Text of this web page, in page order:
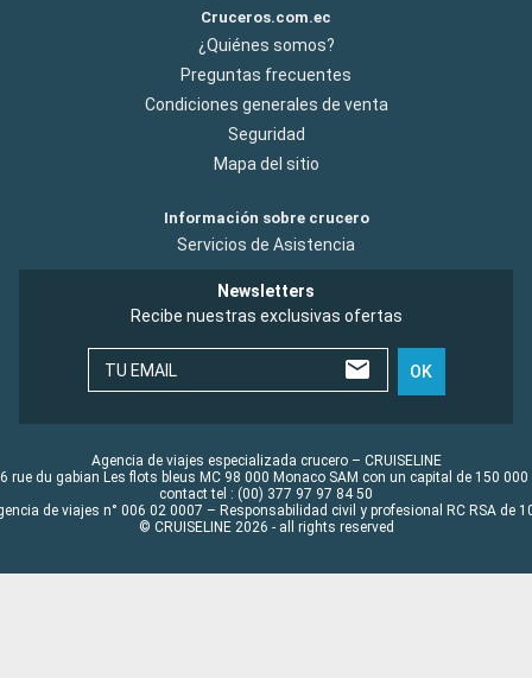
Cruceros.com.ec
¿Quiénes somos?
Preguntas frecuentes
Condiciones generales de venta
Seguridad
Mapa del sitio
Información sobre crucero
Servicios de Asistencia
Newsletters
Recibe nuestras exclusivas ofertas
TU EMAIL OK
Agencia de viajes especializada crucero – CRUISELINE
rue du gabian Les flots bleus MC 98 000 Monaco SAM con un capital de 150 000
contact tel : (00) 377 97 97 84 50
de viajes n° 006 02 0007 – Responsabilidad civil y profesional RC RSA de
© CRUISELINE 2026 - all rights reserved